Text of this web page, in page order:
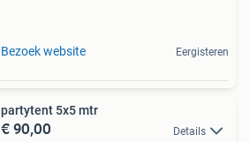
Bezoek website Eergisteren
partytent 5x5 mtr
€ 90,00 Details